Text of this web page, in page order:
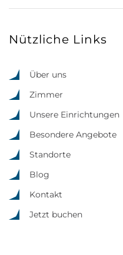
Nützliche Links
Über uns
Zimmer
Unsere Einrichtungen
Besondere Angebote
Standorte
Blog
Kontakt
Jetzt buchen